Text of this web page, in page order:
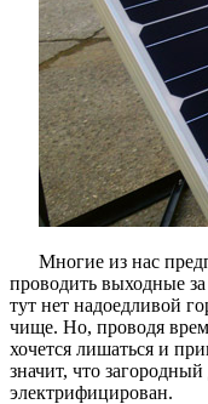
Многие из нас
проводить выходные
тут нет надоедливой
чище. Но, проводя
хочется лишаться и
значит, что
электрифицирован.